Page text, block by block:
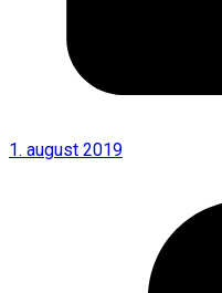
1. august 2019